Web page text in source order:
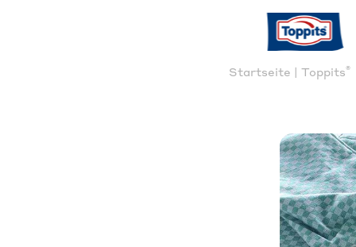
Startseite | Toppits®